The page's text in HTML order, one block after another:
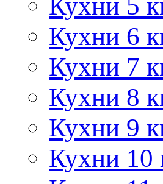
Кухни 6
Кухни 7
Кухни 8
Кухни 9
Кухни 10